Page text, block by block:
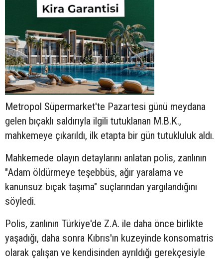
Metropol Süpermarket'te Pazartesi günü meydana
gelen bıçaklı saldırıyla ilgili tutuklanan M.B.K.,
mahkemeye çıkarıldı, ilk etapta bir gün tutukluluk aldı.
Mahkemede olayın detaylarını anlatan polis, zanlının
"Adam öldürmeye teşebbüs, ağır yaralama ve
kanunsuz bıçak taşıma" suçlarından yargılandığını
söyledi.
Polis, zanlının Türkiye'de Z.A. ile daha önce birlikte
yaşadığı, daha sonra Kıbrıs'ın kuzeyinde konsomatris
olarak çalışan ve kendisinden ayrıldığı gerekçesiyle